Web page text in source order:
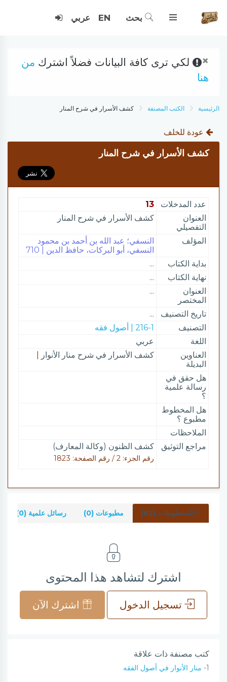
بحث EN عربي
× لكي ترى كافة البيانات فضلاً اشترك من
هنا
الرئيسية الكتب المصنفة كشف الأسرار في شرح المنار
عودة للخلف
كشف الأسرار في شرح المنار
عدد المدخلات
13
العنوان
التفصيلي
كشف الأسرار في شرح المنار
المؤلف
النسفي؛ عبد الله بن أحمد بن محمود
النسفي، أبو البركات، حافظ الدين | 710
بداية الكتاب
...
نهاية الكتاب
...
العنوان
المختصر
...
تاريخ التصنيف
...
التصنيف
216-1 | أصول فقه
اللغة
عربي
العناوين
البديلة
كشف الأسرار في شرح منار الأنوار
هل حقق في
رسالة علمية
؟
هل المخطوط
مطبوع ؟
الملاحظات
مراجع التوثيق
كشف الظنون (وكالة المعارف)
رقم الجزء: 2 / رقم الصفحة: 1823
المخطوطات (62) مطبوعات (0) رسائل علمية (0)
اشترك لتشاهد هذا المحتوى
تسجيل الدخول اشترك الآن
كتب مصنفة ذات علاقة
1- منار الأنوار في أصول الفقه